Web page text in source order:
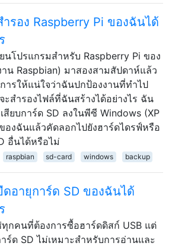
รอง Raspberry Pi ของฉันได้
นโปรแกรมสำหรับ Raspberry Pi ของ
น Raspbian) มาสองสามสัปดาห์แล้ว
ารให้แน่ใจว่าฉันปกป้องงานที่ทำไป
ะสำรองไฟล์ที่ฉันสร้างได้อย่างไร ฉัน
สียบการ์ด SD ลงในพีซี Windows (XP
องฉันแล้วคัดลอกไปยังฮาร์ดไดรฟ์หรือ
อื่นได้หรือไม่
raspbian sd-card windows backup
อายุการ์ด SD ของฉันได้
กคนที่ต้องการซื้อฮาร์ดดิสก์ USB แต่
ร์ด SD ไม่เหมาะสำหรับการอ่านและ